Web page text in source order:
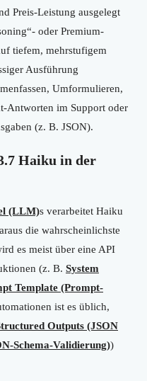
Preis-Leistung ausgelegt
oder Premium-
tiefem, mehrstufigem
Ausführung
Umformulieren,
Antworten im Support oder
(z. B. JSON).
Haiku in der
(LLM)s verarbeitet Haiku
die wahrscheinlichste
es meist über eine API
(z. B. System
Template (Prompt-
ist es üblich,
Outputs (JSON
Schema-Validierung))